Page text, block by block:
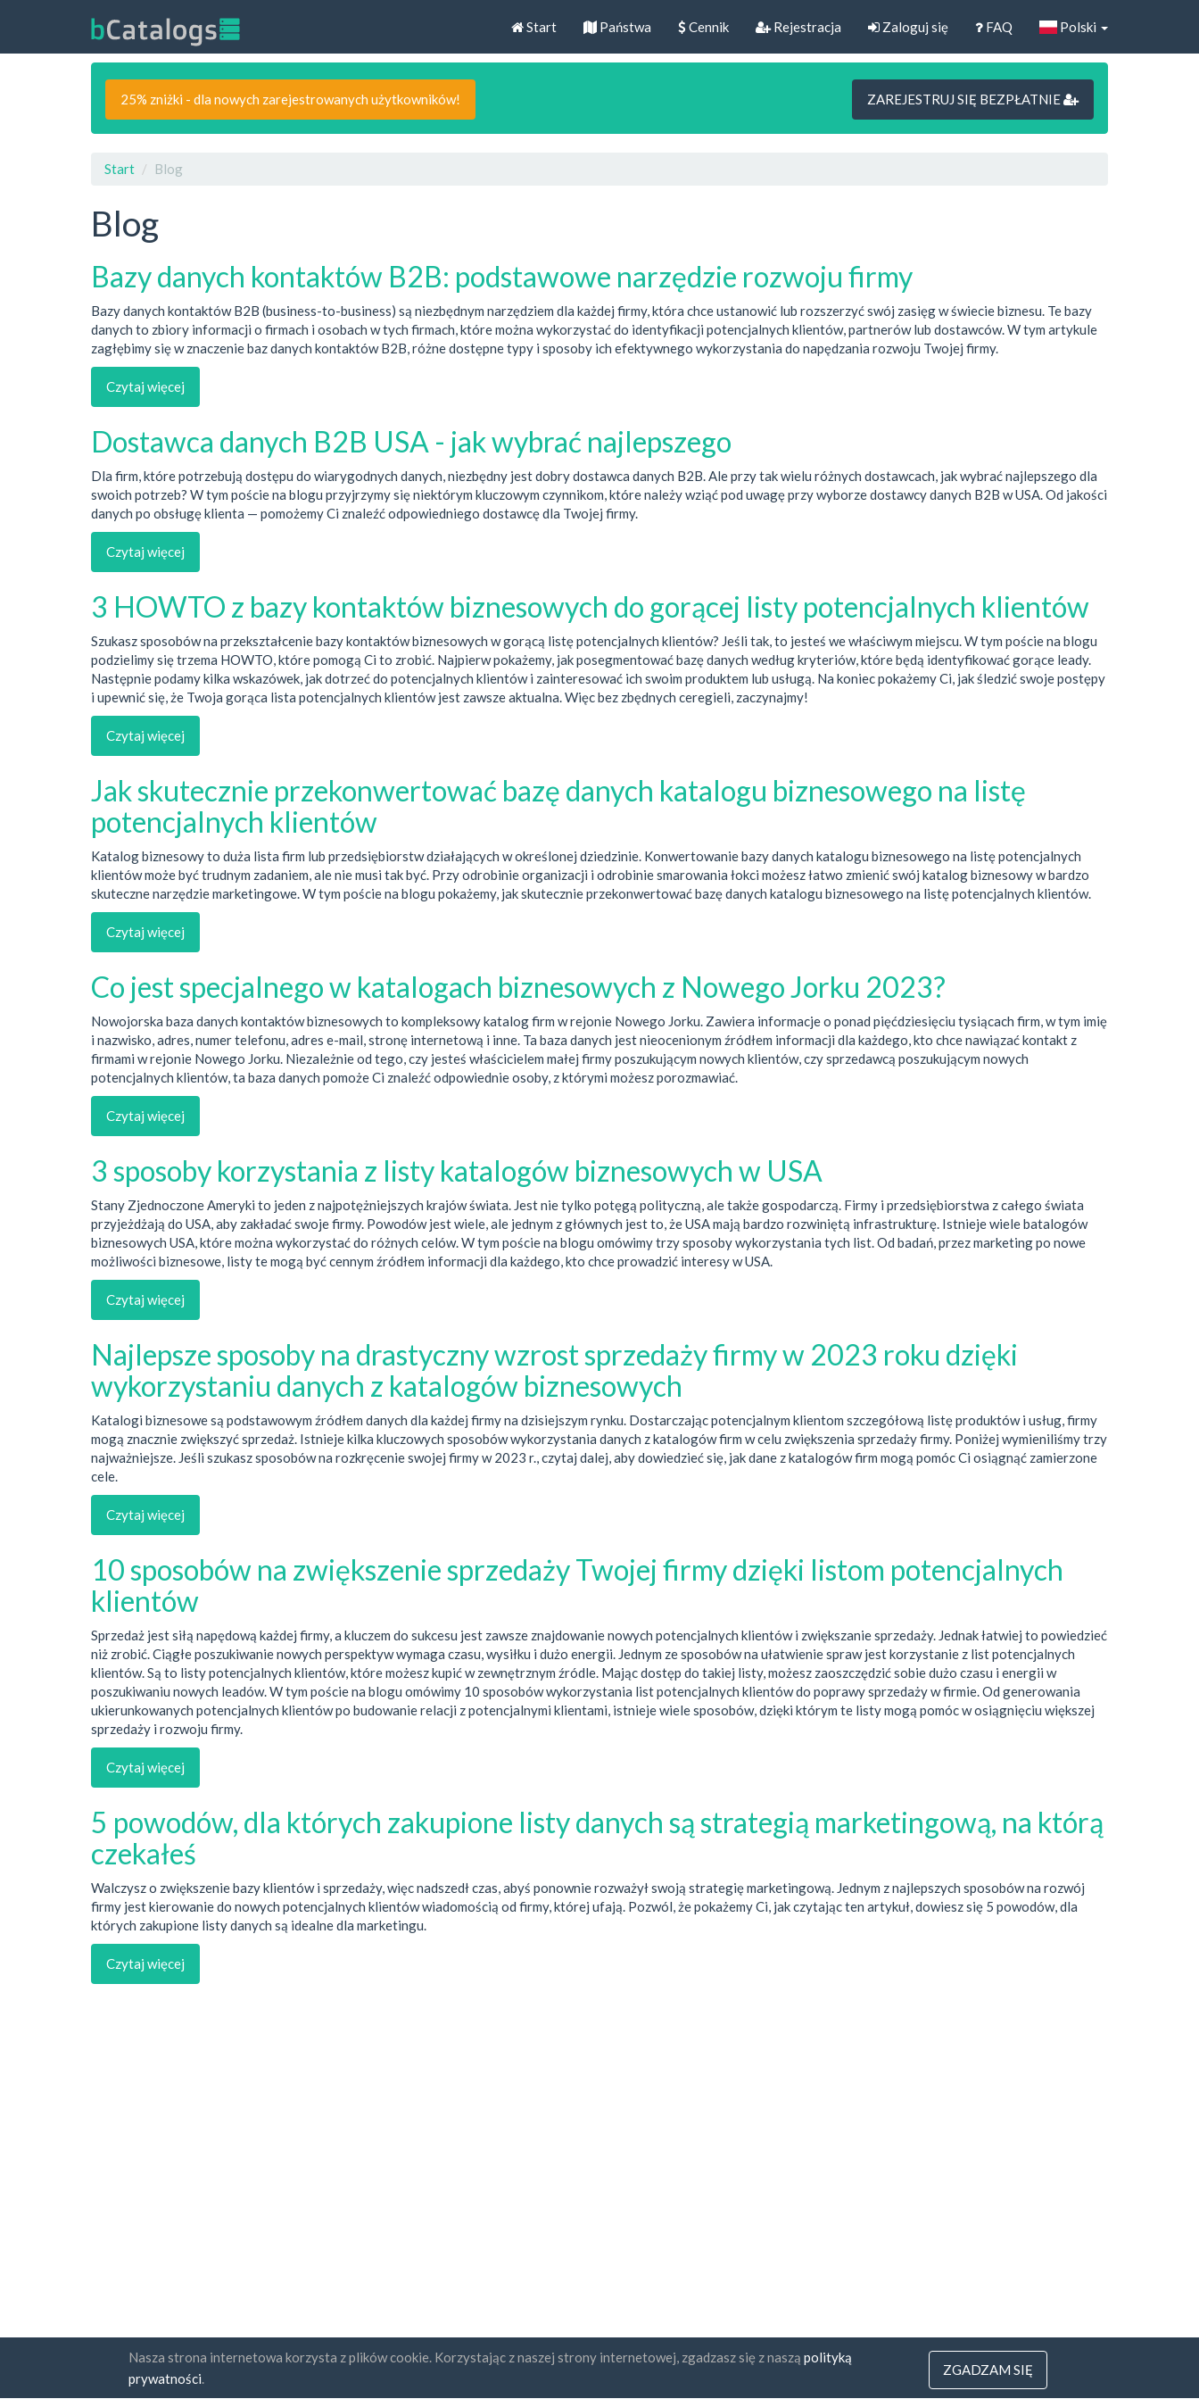
Start Państwa Cennik Rejestracja Zaloguj się FAQ Polski
25% zniżki - dla nowych zarejestrowanych użytkowników! ZAREJESTRUJ SIĘ BEZPŁATNIE
Start Blog
Blog
Bazy danych kontaktów B2B: podstawowe narzędzie rozwoju firmy
Bazy danych kontaktów B2B (business-to-business) są niezbędnym narzędziem dla każdej firmy, która chce ustanowić lub rozszerzyć swój zasięg w świecie biznesu. Te bazy
danych to zbiory informacji o firmach i osobach w tych firmach, które można wykorzystać do identyfikacji potencjalnych klientów, partnerów lub dostawców. W tym artykule
zagłębimy się w znaczenie baz danych kontaktów B2B, różne dostępne typy i sposoby ich efektywnego wykorzystania do napędzania rozwoju Twojej firmy.
Czytaj więcej
Dostawca danych B2B USA - jak wybrać najlepszego
Dla firm, które potrzebują dostępu do wiarygodnych danych, niezbędny jest dobry dostawca danych B2B. Ale przy tak wielu różnych dostawcach, jak wybrać najlepszego dla
swoich potrzeb? W tym poście na blogu przyjrzymy się niektórym kluczowym czynnikom, które należy wziąć pod uwagę przy wyborze dostawcy danych B2B w USA. Od jakości
danych po obsługę klienta — pomożemy Ci znaleźć odpowiedniego dostawcę dla Twojej firmy.
Czytaj więcej
3 HOWTO z bazy kontaktów biznesowych do gorącej listy potencjalnych klientów
Szukasz sposobów na przekształcenie bazy kontaktów biznesowych w gorącą listę potencjalnych klientów? Jeśli tak, to jesteś we właściwym miejscu. W tym poście na blogu
podzielimy się trzema HOWTO, które pomogą Ci to zrobić. Najpierw pokażemy, jak posegmentować bazę danych według kryteriów, które będą identyfikować gorące leady.
Następnie podamy kilka wskazówek, jak dotrzeć do potencjalnych klientów i zainteresować ich swoim produktem lub usługą. Na koniec pokażemy Ci, jak śledzić swoje postępy
i upewnić się, że Twoja gorąca lista potencjalnych klientów jest zawsze aktualna. Więc bez zbędnych ceregieli, zaczynajmy!
Czytaj więcej
Jak skutecznie przekonwertować bazę danych katalogu biznesowego na listę
potencjalnych klientów
Katalog biznesowy to duża lista firm lub przedsiębiorstw działających w określonej dziedzinie. Konwertowanie bazy danych katalogu biznesowego na listę potencjalnych
klientów może być trudnym zadaniem, ale nie musi tak być. Przy odrobinie organizacji i odrobinie smarowania łokci możesz łatwo zmienić swój katalog biznesowy w bardzo
skuteczne narzędzie marketingowe. W tym poście na blogu pokażemy, jak skutecznie przekonwertować bazę danych katalogu biznesowego na listę potencjalnych klientów.
Czytaj więcej
Co jest specjalnego w katalogach biznesowych z Nowego Jorku 2023?
Nowojorska baza danych kontaktów biznesowych to kompleksowy katalog firm w rejonie Nowego Jorku. Zawiera informacje o ponad pięćdziesięciu tysiącach firm, w tym imię
i nazwisko, adres, numer telefonu, adres e-mail, stronę internetową i inne. Ta baza danych jest nieocenionym źródłem informacji dla każdego, kto chce nawiązać kontakt z
firmami w rejonie Nowego Jorku. Niezależnie od tego, czy jesteś właścicielem małej firmy poszukującym nowych klientów, czy sprzedawcą poszukującym nowych
potencjalnych klientów, ta baza danych pomoże Ci znaleźć odpowiednie osoby, z którymi możesz porozmawiać.
Czytaj więcej
3 sposoby korzystania z listy katalogów biznesowych w USA
Stany Zjednoczone Ameryki to jeden z najpotężniejszych krajów świata. Jest nie tylko potęgą polityczną, ale także gospodarczą. Firmy i przedsiębiorstwa z całego świata
przyjeżdżają do USA, aby zakładać swoje firmy. Powodów jest wiele, ale jednym z głównych jest to, że USA mają bardzo rozwiniętą infrastrukturę. Istnieje wiele batalogów
biznesowych USA, które można wykorzystać do różnych celów. W tym poście na blogu omówimy trzy sposoby wykorzystania tych list. Od badań, przez marketing po nowe
możliwości biznesowe, listy te mogą być cennym źródłem informacji dla każdego, kto chce prowadzić interesy w USA.
Czytaj więcej
Najlepsze sposoby na drastyczny wzrost sprzedaży firmy w 2023 roku dzięki
wykorzystaniu danych z katalogów biznesowych
Katalogi biznesowe są podstawowym źródłem danych dla każdej firmy na dzisiejszym rynku. Dostarczając potencjalnym klientom szczegółową listę produktów i usług, firmy
mogą znacznie zwiększyć sprzedaż. Istnieje kilka kluczowych sposobów wykorzystania danych z katalogów firm w celu zwiększenia sprzedaży firmy. Poniżej wymieniliśmy trzy
najważniejsze. Jeśli szukasz sposobów na rozkręcenie swojej firmy w 2023 r., czytaj dalej, aby dowiedzieć się, jak dane z katalogów firm mogą pomóc Ci osiągnąć zamierzone
cele.
Czytaj więcej
10 sposobów na zwiększenie sprzedaży Twojej firmy dzięki listom potencjalnych
klientów
Sprzedaż jest siłą napędową każdej firmy, a kluczem do sukcesu jest zawsze znajdowanie nowych potencjalnych klientów i zwiększanie sprzedaży. Jednak łatwiej to powiedzieć
niż zrobić. Ciągłe poszukiwanie nowych perspektyw wymaga czasu, wysiłku i dużo energii. Jednym ze sposobów na ułatwienie spraw jest korzystanie z list potencjalnych
klientów. Są to listy potencjalnych klientów, które możesz kupić w zewnętrznym źródle. Mając dostęp do takiej listy, możesz zaoszczędzić sobie dużo czasu i energii w
poszukiwaniu nowych leadów. W tym poście na blogu omówimy 10 sposobów wykorzystania list potencjalnych klientów do poprawy sprzedaży w firmie. Od generowania
ukierunkowanych potencjalnych klientów po budowanie relacji z potencjalnymi klientami, istnieje wiele sposobów, dzięki którym te listy mogą pomóc w osiągnięciu większej
sprzedaży i rozwoju firmy.
Czytaj więcej
5 powodów, dla których zakupione listy danych są strategią marketingową, na którą
czekałeś
Walczysz o zwiększenie bazy klientów i sprzedaży, więc nadszedł czas, abyś ponownie rozważył swoją strategię marketingową. Jednym z najlepszych sposobów na rozwój
firmy jest kierowanie do nowych potencjalnych klientów wiadomością od firmy, której ufają. Pozwól, że pokażemy Ci, jak czytając ten artykuł, dowiesz się 5 powodów, dla
których zakupione listy danych są idealne dla marketingu.
Czytaj więcej
Nasza strona internetowa korzysta z plików cookie. Korzystając z naszej strony internetowej, zgadzasz się z nasząpolityką
prywatności
ZGADZAM SIĘ